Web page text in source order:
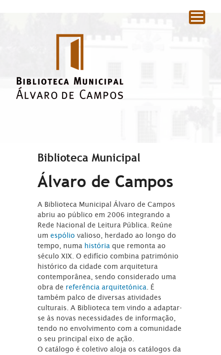
Biblioteca Municipal
Álvaro de Campos
A Biblioteca Municipal Álvaro de Campos
abriu ao público em 2006 integrando a
Rede Nacional de Leitura Pública. Reúne
umespóliovalioso, herdado ao longo do
tempo, numa história que remonta ao
século XIX. O edifício combina património
histórico da cidade com arquitetura
contemporânea, sendo considerado uma
obra de referência arquitetónica . É
também palco de diversas atividades
culturais. A Biblioteca tem vindo a adaptar-
se às novas necessidades de informação,
tendo no envolvimento com a comunidade
o seu principal eixo de ação.
O catálogo é coletivo aloja os catálogos da